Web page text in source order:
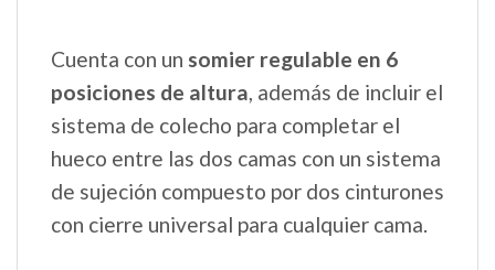
Cuenta con un somier regulable en 6
posiciones de altura, además de incluir el
sistema de colecho para completar el
hueco entre las dos camas con un sistema
de sujeción compuesto por dos cinturones
con cierre universal para cualquier cama.